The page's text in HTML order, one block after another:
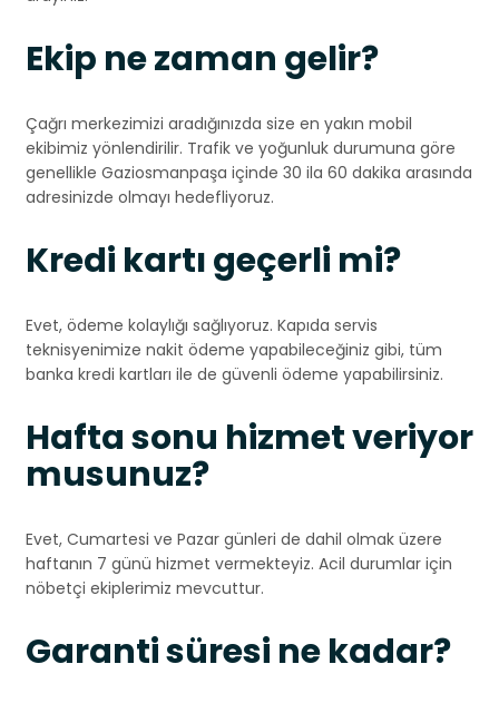
Ekip ne zaman gelir?
Çağrı merkezimizi aradığınızda size en yakın mobil
ekibimiz yönlendirilir. Trafik ve yoğunluk durumuna göre
genellikle Gaziosmanpaşa içinde 30 ila 60 dakika arasında
adresinizde olmayı hedefliyoruz.
Kredi kartı geçerli mi?
Evet, ödeme kolaylığı sağlıyoruz. Kapıda servis
teknisyenimize nakit ödeme yapabileceğiniz gibi, tüm
banka kredi kartları ile de güvenli ödeme yapabilirsiniz.
Hafta sonu hizmet veriyor
musunuz?
Evet, Cumartesi ve Pazar günleri de dahil olmak üzere
haftanın 7 günü hizmet vermekteyiz. Acil durumlar için
nöbetçi ekiplerimiz mevcuttur.
Garanti süresi ne kadar?